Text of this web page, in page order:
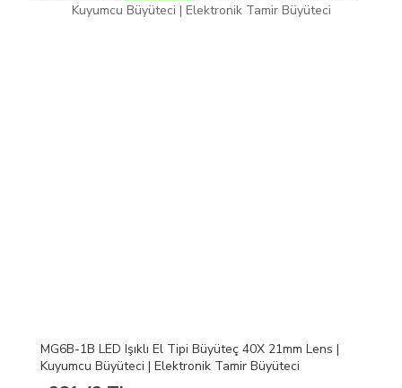
MG6B-1B LED Işıklı El Tipi Büyüteç 40X 21mm Lens |
Kuyumcu Büyüteci | Elektronik Tamir Büyüteci